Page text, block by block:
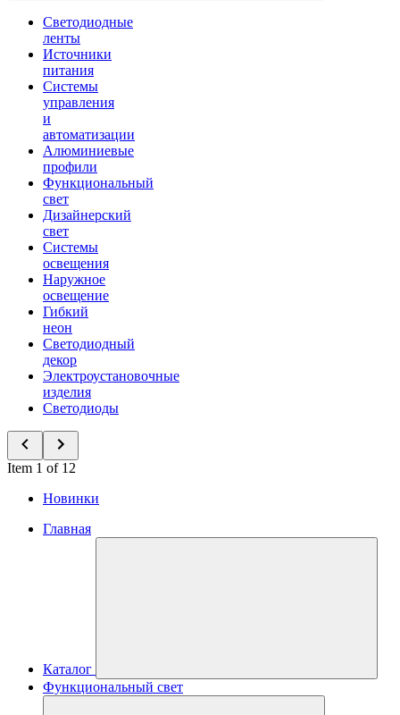
Светодиодные
ленты
Источники
питания
Системы
управления
и
автоматизации
Алюминиевые
профили
Функциональный
свет
Дизайнерский
свет
Системы
освещения
Наружное
освещение
Гибкий
неон
Светодиодный
декор
Электроустановочные
изделия
Светодиоды
Item 1 of 12
Новинки
Главная
Каталог
Функциональный свет